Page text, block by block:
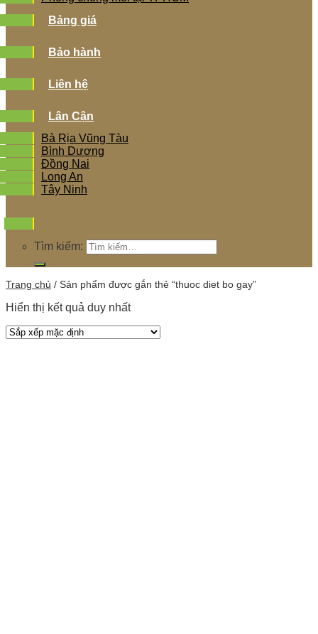
Bảng giá
Bảo hành
Liên hệ
Lân Cận
Bà Rịa Vũng Tàu
Bình Dương
Đồng Nai
Long An
Tây Ninh
Tìm kiếm:
Trang chủ / Sản phẩm được gắn thẻ “thuoc diet bo gay”
Hiển thị kết quả duy nhất